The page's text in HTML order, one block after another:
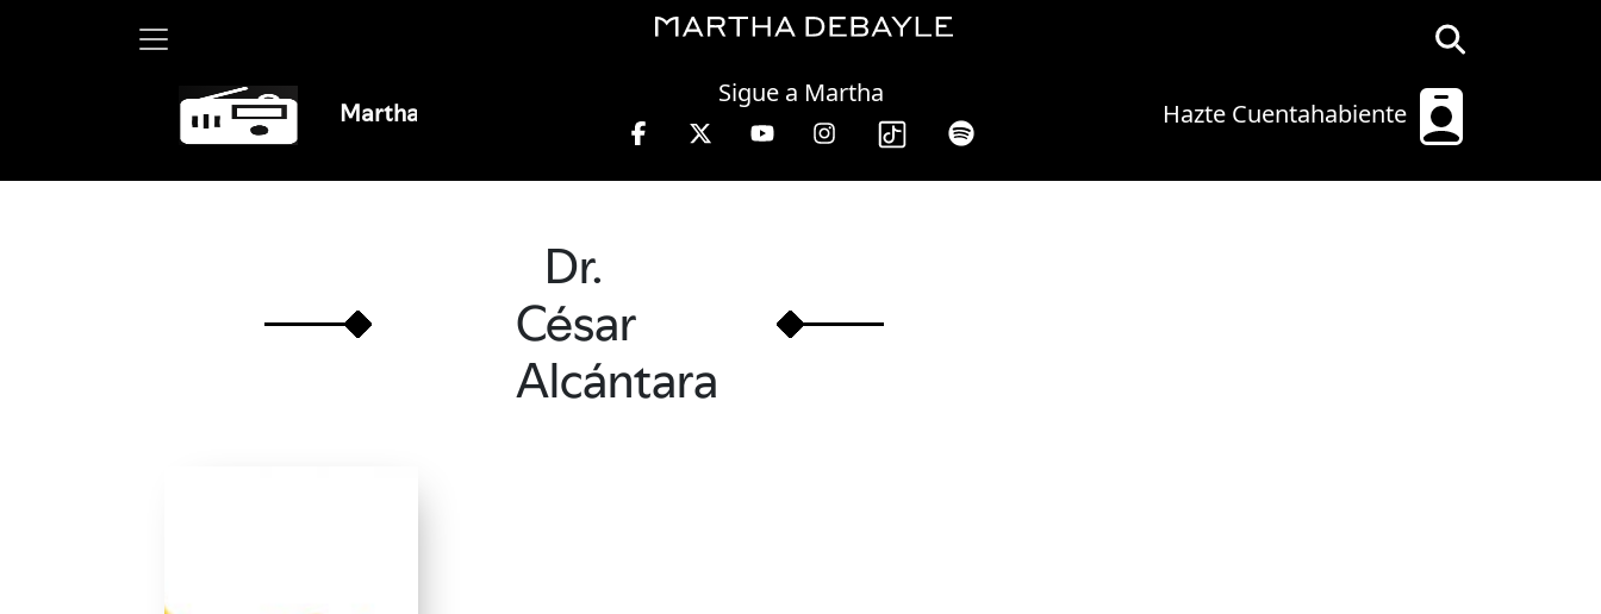
Hazte Cuentahabiente
Sigue a Martha
Martha Debayle en W, lunes a viernes de 10 a 13 hrs.
Dr.
César
Alcántara